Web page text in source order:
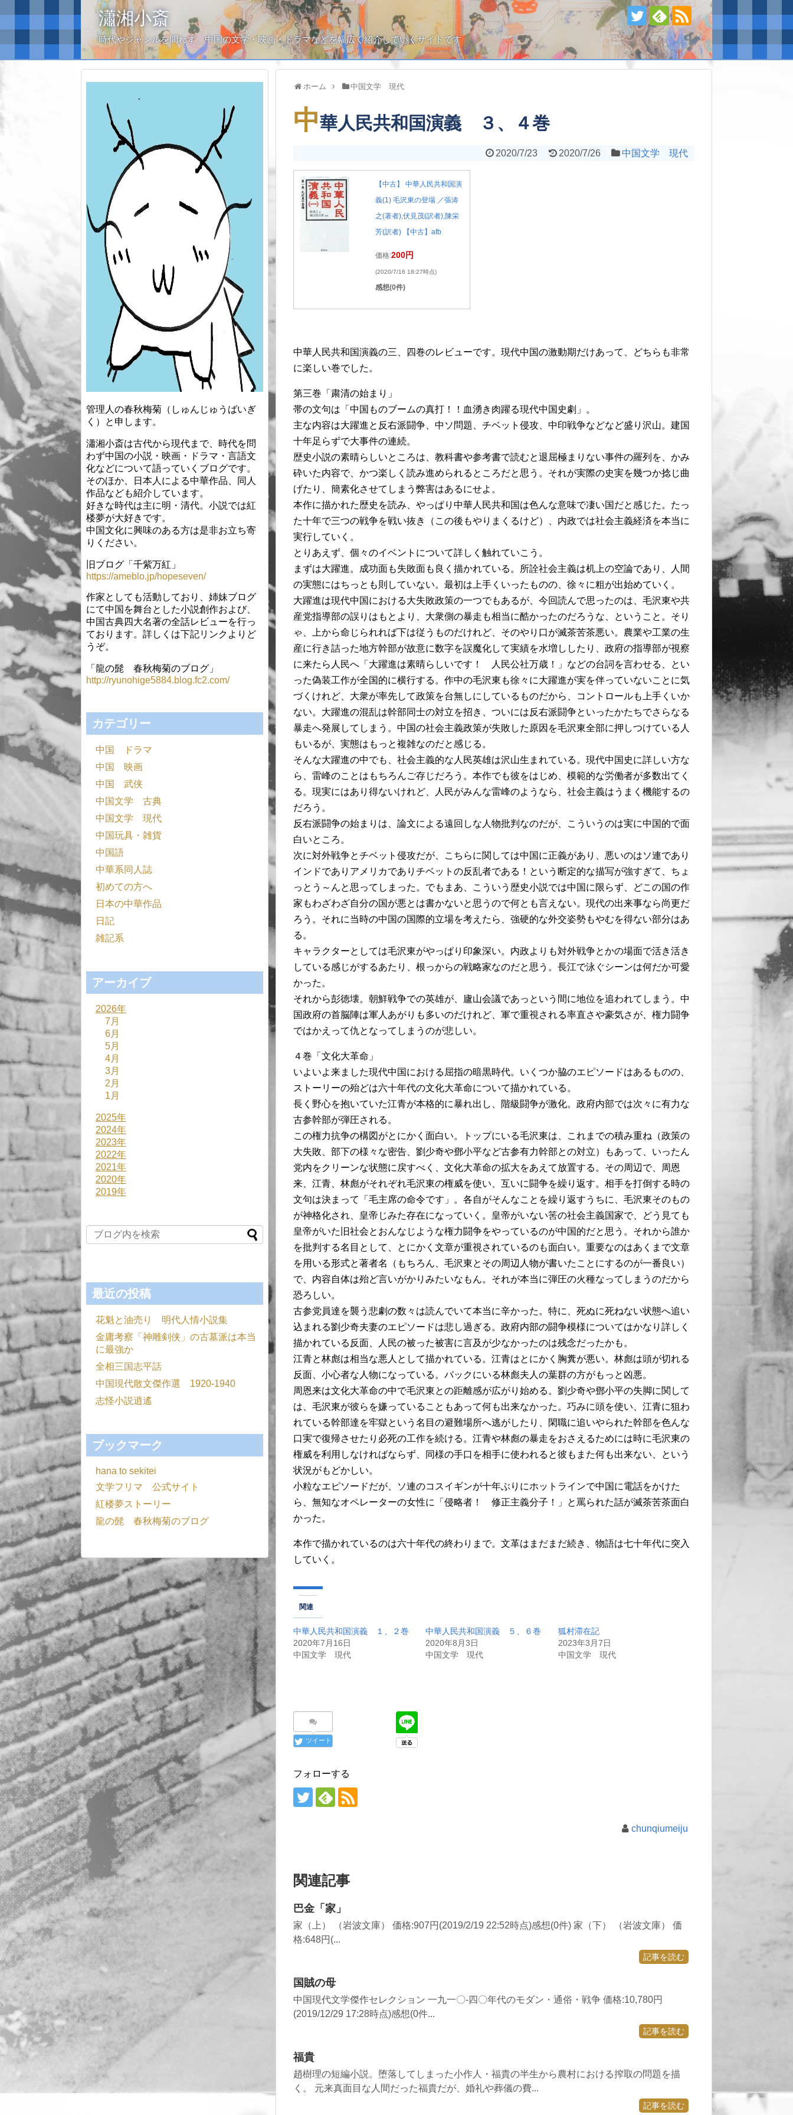
瀟湘小斎
時代やジャンルを問わず、中国の文学・映画・ドラマなどを幅広く紹介していくサイトです
ホーム 中国文学 現代
中華人民共和国演義 ３、４巻
2020/7/23 2020/7/26 中国文学 現代
【中古】 中華人民共和国演
義(1) 毛沢東の登場 ／張涛
之(著者),伏見茂(訳者),陳栄
芳(訳者) 【中古】afb
価格:200円
(2020/7/16 18:27時点)
感想(0件)
中華人民共和国演義の三、四巻のレビューです。現代中国の激動期だけあって、どちらも非常
に楽しい巻でした。
第三巻「粛清の始まり」
帯の文句は「中国ものブームの真打！！血湧き肉躍る現代中国史劇」。
主な内容は大躍進と反右派闘争、中ソ問題、チベット侵攻、中印戦争などなど盛り沢山。建国
十年足らずで大事件の連続。
歴史小説の素晴らしいところは、教科書や参考書で読むと退屈極まりない事件の羅列を、かみ
砕いた内容で、かつ楽しく読み進められるところだと思う。それが実際の史実を幾つか捻じ曲
げたり、簡素化させてしまう弊害はあるにせよ。
本作に描かれた歴史を読み、やっぱり中華人民共和国は色んな意味で凄い国だと感じた。たっ
た十年で三つの戦争を戦い抜き（この後もやりまくるけど）、内政では社会主義経済を本当に
実行していく。
とりあえず、個々のイベントについて詳しく触れていこう。
まずは大躍進。成功面も失敗面も良く描かれている。所詮社会主義は机上の空論であり、人間
の実態にはちっとも則していない。最初は上手くいったものの、徐々に粗が出始めていく。
大躍進は現代中国における大失敗政策の一つでもあるが、今回読んで思ったのは、毛沢東や共
産党指導部の誤りはもとより、大衆側の暴走も相当に酷かったのだろうな、ということ。そり
ゃ、上から命じられれば下は従うものだけれど、そのやり口が滅茶苦茶悪い。農業や工業の生
産に行き詰った地方幹部が故意に数字を誤魔化して実績を水増ししたり、政府の指導部が視察
に来たら人民へ「大躍進は素晴らしいです！ 人民公社万歳！」などの台詞を言わせる、とい
った偽装工作が全国的に横行する。作中の毛沢東も徐々に大躍進が実を伴っていないことに気
づくけれど、大衆が率先して政策を台無しにしているものだから、コントロールも上手くいか
ない。大躍進の混乱は幹部同士の対立を招き、ついには反右派闘争といったかたちでさらなる
暴走へ発展してしまう。中国の社会主義政策が失敗した原因を毛沢東全部に押しつけている人
もいるが、実態はもっと複雑なのだと感じる。
そんな大躍進の中でも、社会主義的な人民英雄は沢山生まれている。現代中国史に詳しい方な
ら、雷峰のことはもちろんご存じだろう。本作でも彼をはじめ、模範的な労働者が多数出てく
る。現実にはあり得ないけれど、人民がみんな雷峰のようなら、社会主義はうまく機能するの
だろう。
反右派闘争の始まりは、論文による遠回しな人物批判なのだが、こういうのは実に中国的で面
白いところ。
次に対外戦争とチベット侵攻だが、こちらに関しては中国に正義があり、悪いのはソ連であり
インドでありアメリカでありチベットの反乱者である！という断定的な描写が強すぎて、ちょ
っとう～んと思ってしまった。でもまあ、こういう歴史小説では中国に限らず、どこの国の作
家もわざわざ自分の国が悪とは書かないと思うので何とも言えない。現代の出来事なら尚更だ
ろう。それに当時の中国の国際的立場を考えたら、強硬的な外交姿勢もやむを得ない部分はあ
る。
キャラクターとしては毛沢東がやっぱり印象深い。内政よりも対外戦争とかの場面で活き活き
している感じがするあたり、根っからの戦略家なのだと思う。長江で泳ぐシーンは何だか可愛
かった。
それから彭徳壊。朝鮮戦争での英雄が、廬山会議であっという間に地位を追われてしまう。中
国政府の首脳陣は軍人あがりも多いのだけれど、軍で重視される率直さや豪気さが、権力闘争
ではかえって仇となってしまうのが悲しい。
４巻「文化大革命」
いよいよ来ました現代中国における屈指の暗黒時代。いくつか脇のエピソードはあるものの、
ストーリーの殆どは六十年代の文化大革命について描かれている。
長く野心を抱いていた江青が本格的に暴れ出し、階級闘争が激化。政府内部では次々に有力な
古参幹部が弾圧される。
この権力抗争の構図がとにかく面白い。トップにいる毛沢東は、これまでの積み重ね（政策の
大失敗、部下の様々な密告、劉少奇や鄧小平など古参有力幹部との対立）もあって、いったん
党内をクリーンな状態に戻すべく、文化大革命の拡大をあえて放置する。その周辺で、周恩
来、江青、林彪がそれぞれ毛沢東の権威を使い、互いに闘争を繰り返す。相手を打倒する時の
文句は決まって「毛主席の命令です」。各自がそんなことを繰り返すうちに、毛沢東そのもの
が神格化され、皇帝じみた存在になっていく。皇帝がいない筈の社会主義国家で、どう見ても
皇帝がいた旧社会とおんなじような権力闘争をやっているのが中国的だと思う。それから誰か
を批判する名目として、とにかく文章が重視されているのも面白い。重要なのはあくまで文章
を用いる形式と著者名（もちろん、毛沢東とその周辺人物が書いたことにするのが一番良い）
で、内容自体は殆ど言いがかりみたいなもん。それが本当に弾圧の火種なってしまうのだから
恐ろしい。
古参党員達を襲う悲劇の数々は読んでいて本当に辛かった。特に、死ぬに死ねない状態へ追い
込まれる劉少奇夫妻のエピソードは悲し過ぎる。政府内部の闘争模様についてはかなり詳しく
描かれている反面、人民の被った被害に言及が少なかったのは残念だったかも。
江青と林彪は相当な悪人として描かれている。江青はとにかく胸糞が悪い。林彪は頭が切れる
反面、小心者な人物になっている。バックにいる林彪夫人の葉群の方がもっと凶悪。
周恩来は文化大革命の中で毛沢東との距離感が広がり始める。劉少奇や鄧小平の失脚に関して
は、毛沢東が彼らを嫌っていることもあって何も出来なかった。巧みに頭を使い、江青に狙わ
れている幹部達を牢獄という名目の避難場所へ逃がしたり、閑職に追いやられた幹部を色んな
口実で復帰させたり必死の工作を続ける。江青や林彪の暴走をおさえるためには時に毛沢東の
権威を利用しなければならず、同様の手口を相手に使われると彼もまた何も出来ない、という
状況がもどかしい。
小粒なエピソードだが、ソ連のコスイギンが十年ぶりにホットラインで中国に電話をかけた
ら、無知なオペレーターの女性に「侵略者！ 修正主義分子！」と罵られた話が滅茶苦茶面白
かった。
本作で描かれているのは六十年代の終わりまで。文革はまだまだ続き、物語は七十年代に突入
していく。
関連
中華人民共和国演義 １、２巻
2020年7月16日
中国文学 現代
中華人民共和国演義 ５、６巻
2020年8月3日
中国文学 現代
狐村滞在記
2023年3月7日
中国文学 現代
ツイート
フォローする
chunqiumeiju
関連記事
巴金「家」
家（上） （岩波文庫） 価格:907円(2019/2/19 22:52時点)感想(0件) 家（下） （岩波文庫） 価
格:648円(...
記事を読む
国賊の母
中国現代文学傑作セレクション 一九一〇-四〇年代のモダン・通俗・戦争 価格:10,780円
(2019/12/29 17:28時点)感想(0件...
記事を読む
福貴
趙樹理の短編小説。堕落してしまった小作人・福貴の半生から農村における搾取の問題を描
く。 元来真面目な人間だった福貴だが、婚礼や葬儀の費...
記事を読む
管理人の春秋梅菊（しゅんじゅうばいぎ
く）と申します。
瀟湘小斎は古代から現代まで、時代を問
わず中国の小説・映画・ドラマ・言語文
化などについて語っていくブログです。
そのほか、日本人による中華作品、同人
作品なども紹介しています。
好きな時代は主に明・清代。小説では紅
楼夢が大好きです。
中国文化に興味のある方は是非お立ち寄
りください。
旧ブログ「千紫万紅」
https://ameblo.jp/hopeseven/
作家としても活動しており、姉妹ブログ
にて中国を舞台とした小説創作および、
中国古典四大名著の全話レビューを行っ
ております。詳しくは下記リンクよりど
うぞ。
「龍の髭 春秋梅菊のブログ」
http://ryunohige5884.blog.fc2.com/
カテゴリー
中国 ドラマ
中国 映画
中国 武侠
中国文学 古典
中国文学 現代
中国玩具・雑貨
中国語
中華系同人誌
初めての方へ
日本の中華作品
日記
雑記系
アーカイブ
2026年
7月
6月
5月
4月
3月
2月
1月
2025年
2024年
2023年
2022年
2021年
2020年
2019年
最近の投稿
花魁と油売り 明代人情小説集
金庸考察「神雕剣侠」の古墓派は本当
に最強か
全相三国志平話
中国現代散文傑作選 1920-1940
志怪小説逍遙
ブックマーク
hana to sekitei
文学フリマ 公式サイト
紅楼夢ストーリー
龍の髭 春秋梅菊のブログ